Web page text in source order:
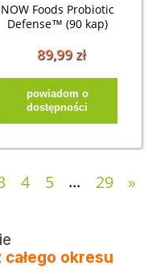
NOW Foods Probiotic
Defense™ (90 kap)
89,99 zł
powiadom o
dostępności
4 5 ... 29 »
całego okresu